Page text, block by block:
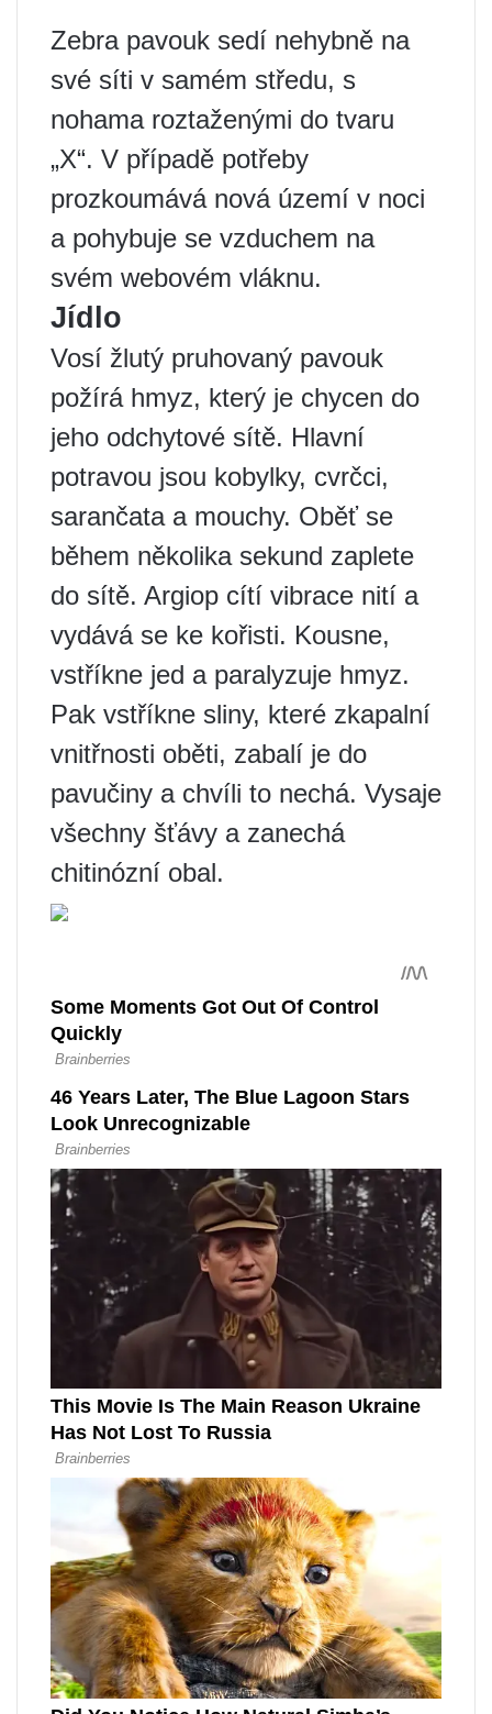
Zebra pavouk sedí nehybně na
své síti v samém středu, s
nohama roztaženými do tvaru
„X“. V případě potřeby
prozkoumává nová území v noci
a pohybuje se vzduchem na
svém webovém vláknu.
Jídlo
Vosí žlutý pruhovaný pavouk
požírá hmyz, který je chycen do
jeho odchytové sítě. Hlavní
potravou jsou kobylky, cvrčci,
sarančata a mouchy. Oběť se
během několika sekund zaplete
do sítě. Argiop cítí vibrace nití a
vydává se ke kořisti. Kousne,
vstříkne jed a paralyzuje hmyz.
Pak vstříkne sliny, které zkapalní
vnitřnosti oběti, zabalí je do
pavučiny a chvíli to nechá. Vysaje
všechny šťávy a zanechá
chitinózní obal.